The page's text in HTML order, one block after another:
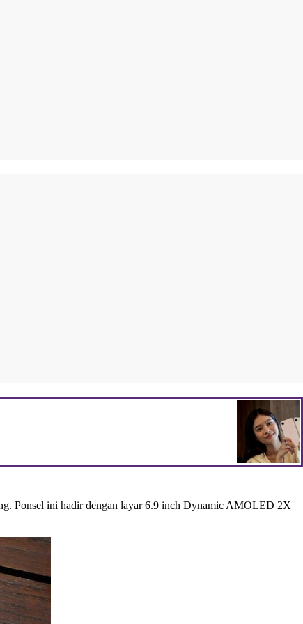
Ponsel ini hadir dengan layar 6.9 inch Dynamic AMOLED 2X